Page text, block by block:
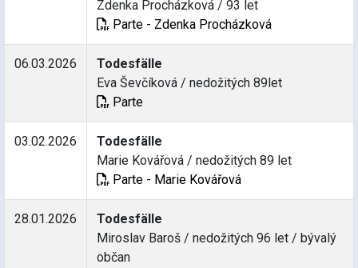
Zdenka Procházková / 93 let
Parte - Zdenka Procházková
06.03.2026
Todesfälle
Eva Ševčíková / nedožitých 89let
Parte
03.02.2026
Todesfälle
Marie Kovářová / nedožitých 89 let
Parte - Marie Kovářová
28.01.2026
Todesfälle
Miroslav Baroš / nedožitých 96 let / bývalý
občan